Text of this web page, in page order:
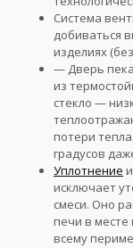
Система
добиваться
изделиях
— Дверь
из
стекло —
потери
градусов
Уплотнение
исключает
смеси. Оно
печи в
всему